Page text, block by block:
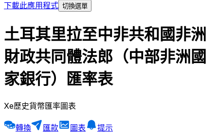
下載此應用程式 切換選單
土耳其里拉至中非共和國非洲
財政共同體法郎（中部非洲國
家銀行）匯率表
Xe歷史貨幣匯率圖表
轉換 匯款 圖表
提示